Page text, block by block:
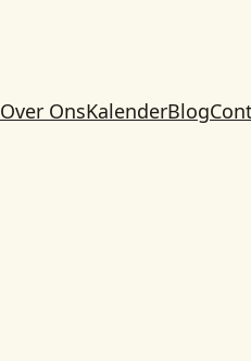
Over OnsKalenderBlog